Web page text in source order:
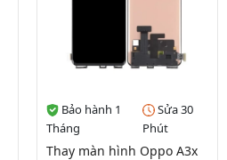
Bảo hành 1
Tháng
Sửa 30
Phút
Thay màn hình Oppo A3x